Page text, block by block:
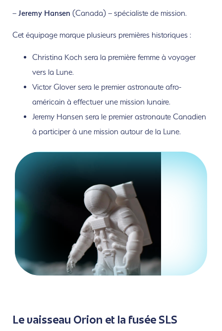
– Jeremy Hansen (Canada) – spécialiste de mission.
Cet équipage marque plusieurs premières historiques :
Christina Koch sera la première femme à voyager
vers la Lune.
Victor Glover sera le premier astronaute afro-
américain à effectuer une mission lunaire.
Jeremy Hansen sera le premier astronaute Canadien
à participer à une mission autour de la Lune.
Le vaisseau Orion et la fusée SLS